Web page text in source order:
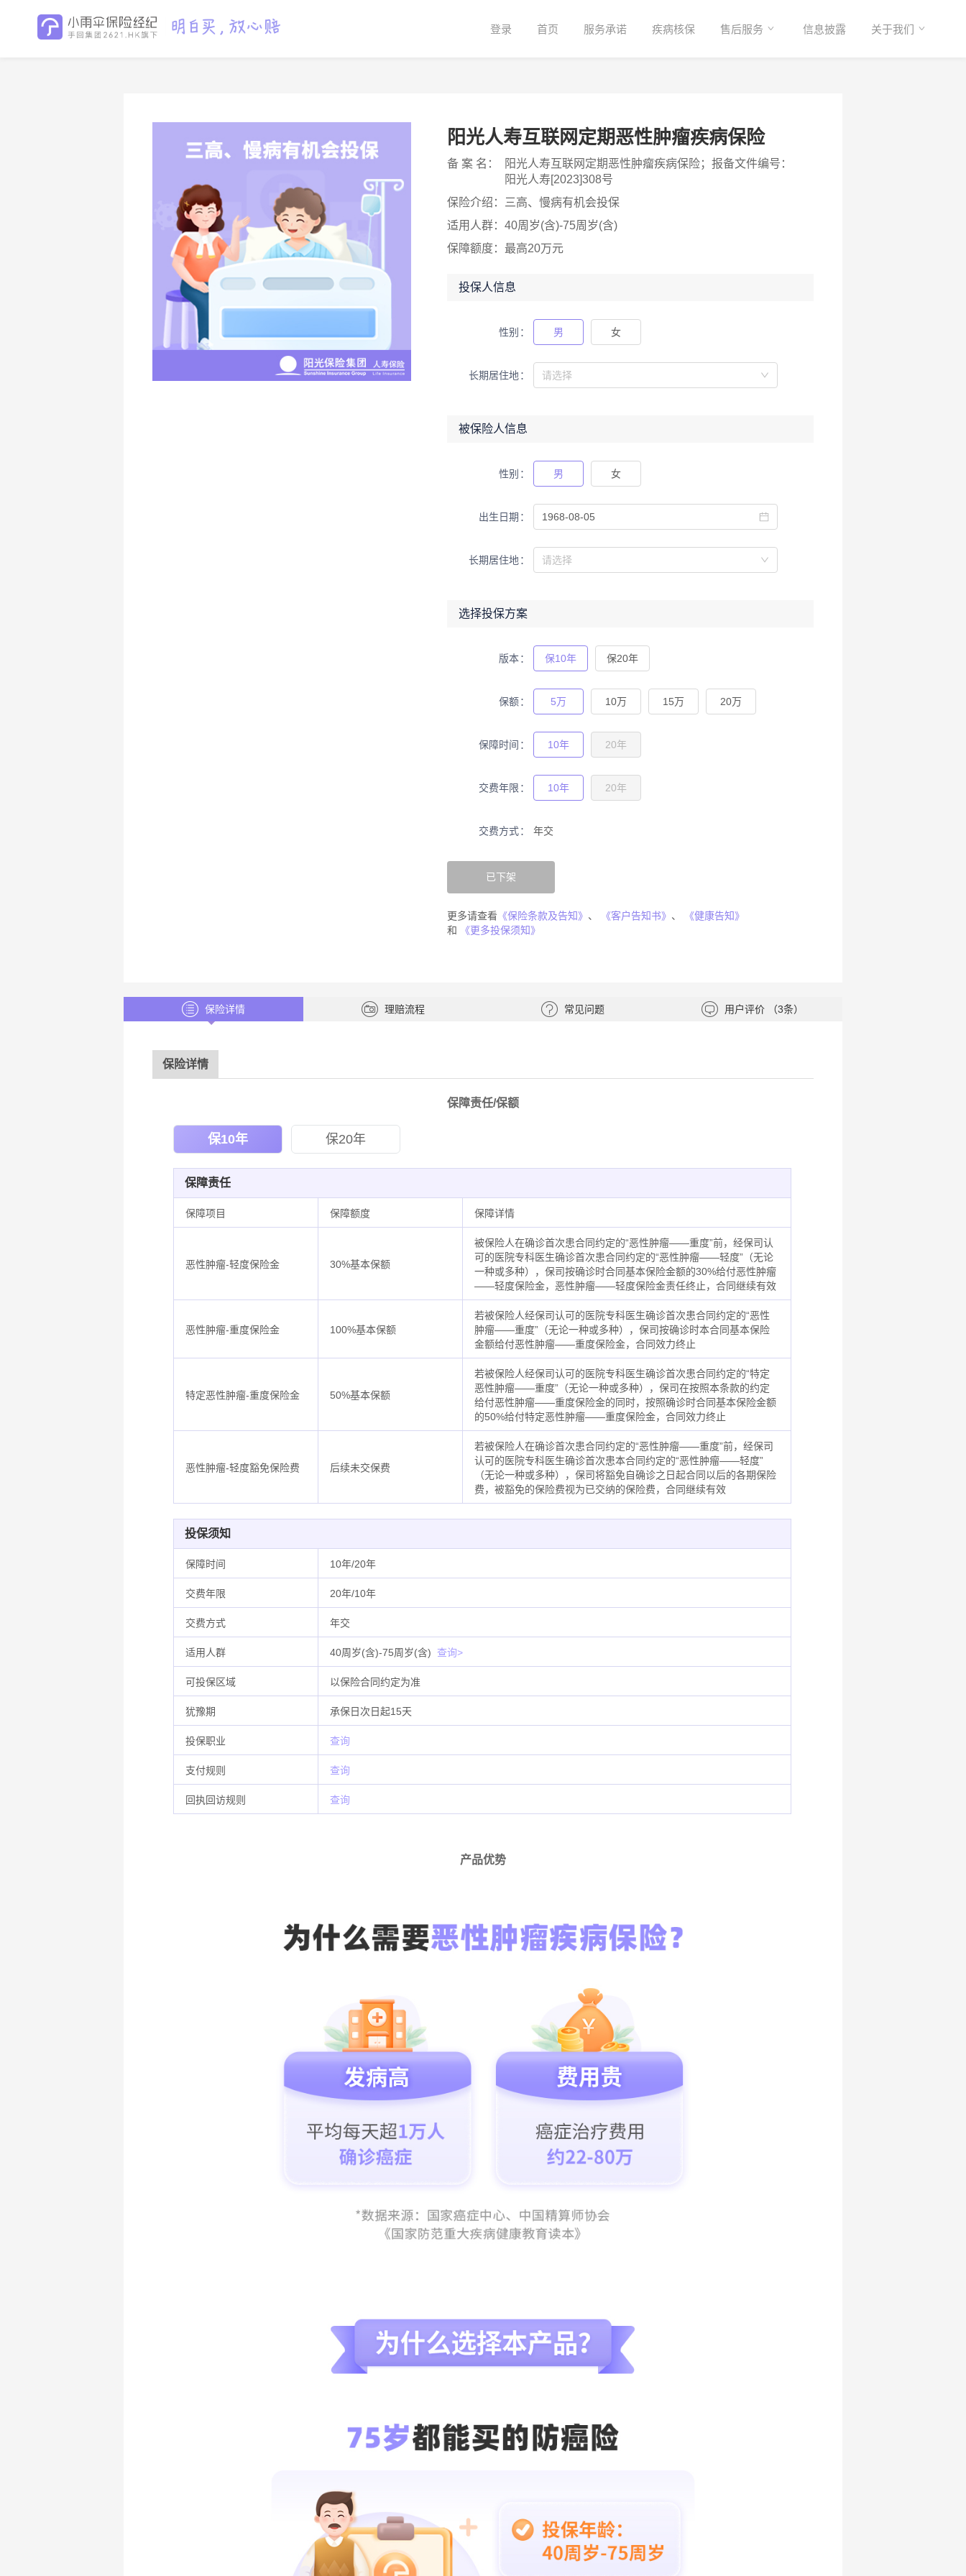
登录 首页 服务承诺 疾病核保 售后服务 信息披露 关于我们
阳光人寿互联网定期恶性肿瘤疾病保险
备 案 名：
阳光人寿互联网定期恶性肿瘤疾病保险；报备文件编号：
阳光人寿[2023]308号
保险介绍：
三高、慢病有机会投保
适用人群： 40周岁(含)-75周岁(含)
保障额度： 最高20万元
投保人信息
性别 男 女
长期居住地
被保险人信息
性别 男 女
出生日期
长期居住地
选择投保方案
版本 保10年 保20年
保额 5万 10万 15万 20万
保障时间 10年 20年
交费年限 10年 20年
交费方式 年交
已下架
更多请查看 《保险条款及告知》 、 《客户告知书》 、
《健康告知》
和
《更多投保须知》
保险详情 理赔流程 常见问题 用户评价 （3条）
保险详情
保障责任/保额
保10年 保20年
保障责任
保障项目 保障额度 保障详情
恶性肿瘤-轻度保险金 30%基本保额
被保险人在确诊首次患合同约定的“恶性肿瘤——重度”前，经保司认
可的医院专科医生确诊首次患合同约定的“恶性肿瘤——轻度”（无论
一种或多种），保司按确诊时合同基本保险金额的30%给付恶性肿瘤
——轻度保险金，恶性肿瘤——轻度保险金责任终止，合同继续有效
恶性肿瘤-重度保险金 100%基本保额
若被保险人经保司认可的医院专科医生确诊首次患合同约定的“恶性
肿瘤——重度”（无论一种或多种），保司按确诊时本合同基本保险
金额给付恶性肿瘤——重度保险金，合同效力终止
特定恶性肿瘤-重度保险金 50%基本保额
若被保险人经保司认可的医院专科医生确诊首次患合同约定的“特定
恶性肿瘤——重度”（无论一种或多种），保司在按照本条款的约定
给付恶性肿瘤——重度保险金的同时，按照确诊时合同基本保险金额
的50%给付特定恶性肿瘤——重度保险金，合同效力终止
恶性肿瘤-轻度豁免保险费 后续未交保费
若被保险人在确诊首次患合同约定的“恶性肿瘤——重度”前，经保司
认可的医院专科医生确诊首次患本合同约定的“恶性肿瘤——轻度”
（无论一种或多种），保司将豁免自确诊之日起合同以后的各期保险
费，被豁免的保险费视为已交纳的保险费，合同继续有效
投保须知
保障时间 10年/20年
交费年限 20年/10年
交费方式 年交
适用人群 40周岁(含)-75周岁(含) 查询>
可投保区域 以保险合同约定为准
犹豫期 承保日次日起15天
投保职业 查询
支付规则 查询
回执回访规则 查询
产品优势